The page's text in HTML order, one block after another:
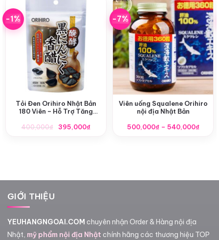
-1%
Tỏi Đen Orihiro Nhật Bản
180 Viên – Hỗ Trợ Tăng
400,000₫
Giá
395,000₫Giá
-7%
Viên uống Squalene Orihiro
nội địa Nhật Bản
500,000₫ – 540,000₫
GIỚI THIỆU
YEUHANGNGOAI.COM chuyên nhận Order & Hàng nội địa
Nhật, mỹ phẩm nội địa Nhật chính hãng các thương hiệu TOP